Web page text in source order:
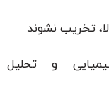
تخریب نشوند
و تحلیل